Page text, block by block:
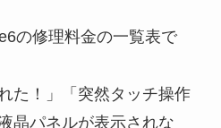
の修理料金の一覧表で
た！」「突然タッチ操作
晶パネルが表示されな